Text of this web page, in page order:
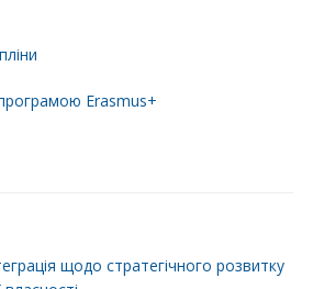
Erasmus+
щодо стратегічного розвитку